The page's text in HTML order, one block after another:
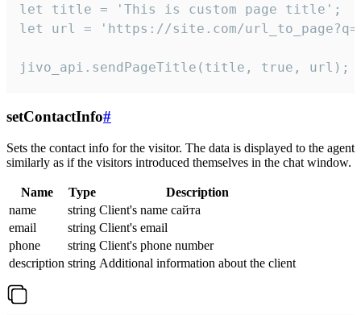
let title = 'This is custom page title';
let url = 'https://site.com/
jivo_api.sendPageTitle(title, true, url);
setContactInfo#
Sets the contact info for the visitor. The data is displayed to the agent
similarly as if the visitors introduced themselves in the chat window.
Name Type
Description
name
string Client's name сайта
email
string Client's email
phone
string Client's phone number
description string Additional information about the client